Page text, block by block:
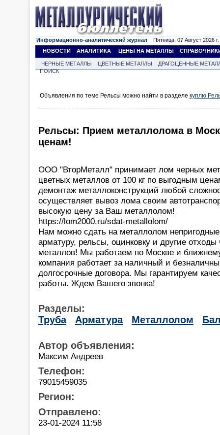
Информационно-аналитический журнал Пятница, 07 Август 2026 г.
НОВОСТИ
АНАЛИТИКА ЦЕНЫ НА МЕТАЛЛЫ
ЧЕРНЫЕ МЕТАЛЛЫ ЦВЕТНЫЕ МЕТАЛЛЫ
ДРАГОЦЕННЫЕ
ПОИСК
Объявления по теме Рельсы можно найти в разделе куплю
Рельсы: Прием металлолома в
ценам!
ООО "ВторМеталл" принимает лом черных
цветных металлов от 100 кг по выгодным
демонтаж металлоконструкций любой
осуществляет вывоз лома своим
высокую цену за Ваш металлолом!
https://lom2000.ru/sdat-metallolom/
Нам можно сдать на металлолом
арматуру, рельсы, оцинковку и другие
металлов! Мы работаем по Москве и
компания работает за наличный и
долгосрочные договора. Мы гарантируем
работы. Ждем Вашего звонка!
Разделы:
Труба
Арматура Металлолом
Автор объявления:
Максим Андреев
Телефон:
79015459035
Регион:
Отправлено:
23-01-2024 11:58